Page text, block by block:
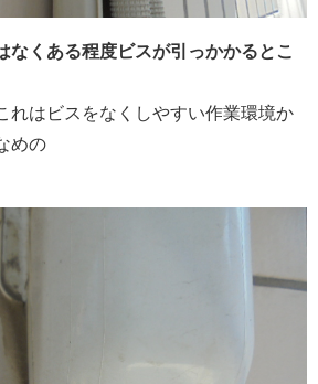
なくある程度ビスが引っかかるとこ
れはビスをなくしやすい作業環境か
めの